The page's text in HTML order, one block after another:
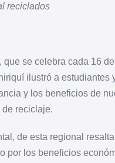
reciclados
se celebra cada 16 de
ilustró a estudiantes
y los beneficios de
reciclaje.
de esta regional
por los beneficios